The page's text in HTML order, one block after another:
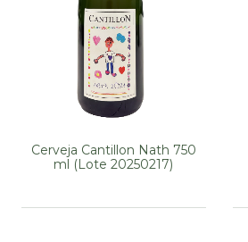
Cerveja Cantillon Nath 750
ml (Lote 20250217)